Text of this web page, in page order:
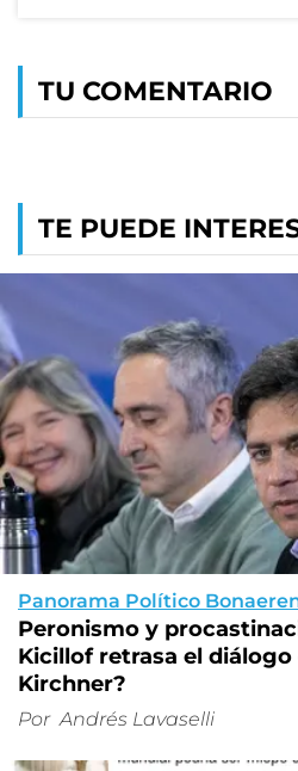
TU COMENTARIO
TE PUEDE
Panorama Político
Peronismo y
Kicillof retrasa el
Kirchner?
Por Andrés Lavaselli